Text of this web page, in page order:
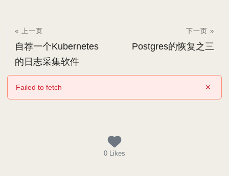
« 上一页
自荐一个Kubernetes
的日志采集软件
下一页 »
Postgres的恢复之三